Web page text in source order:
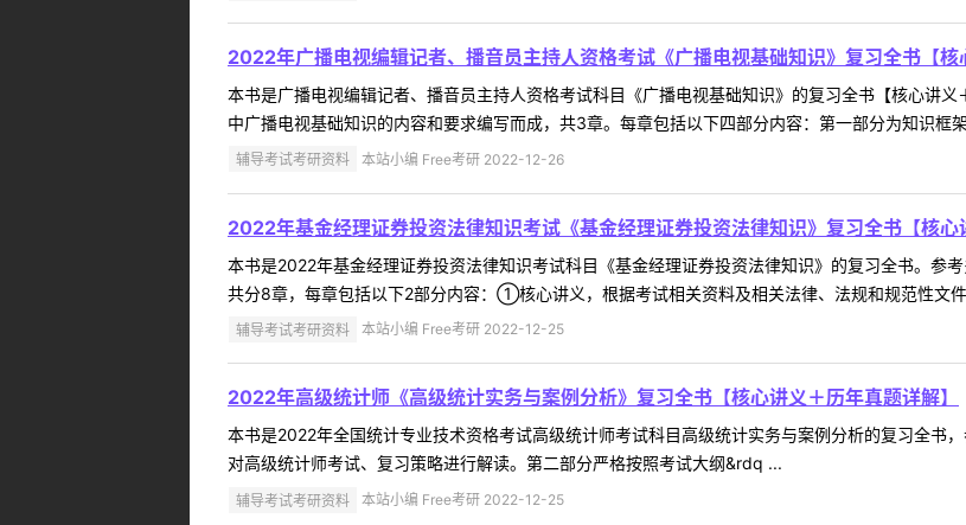
2022年广播电视编辑记者、播音员主持人资格考试《广播电视基础知识》复习全书【核
本书是广播电视编辑记者、播音员主持人资格考试科目《广播电视基础知识》的复习全书【核心讲
中广播电视基础知识的内容和要求编写而成，共3章。每章包括以下四部分内容：第一部分为知识框
辅导考试考研资料 本站小编 Free考研 2022-12-26
2022年基金经理证券投资法律知识考试《基金经理证券投资法律知识》复习全书【核心
本书是2022年基金经理证券投资法律知识考试科目《基金经理证券投资法律知识》的复习全书。参
共分8章，每章包括以下2部分内容：①核心讲义，根据考试相关资料及相关法律、法规和规范性文
辅导考试考研资料 本站小编 Free考研 2022-12-25
2022年高级统计师《高级统计实务与案例分析》复习全书【核心讲义＋历年真题详解】
本书是2022年全国统计专业技术资格考试高级统计师考试科目高级统计实务与案例分析的复习全书
对高级统计师考试、复习策略进行解读。第二部分严格按照考试大纲&rdq ...
辅导考试考研资料 本站小编 Free考研 2022-12-25